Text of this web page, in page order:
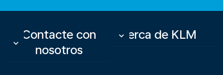
Contacte con
nosotros
keyboard_arrow_down
Acerca de KLM
keyboard_arrow_down